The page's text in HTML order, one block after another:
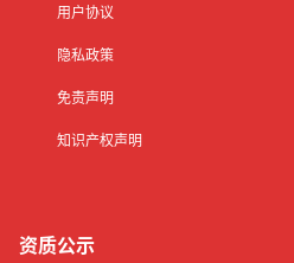
用户协议
隐私政策
免责声明
知识产权声明
资质公示